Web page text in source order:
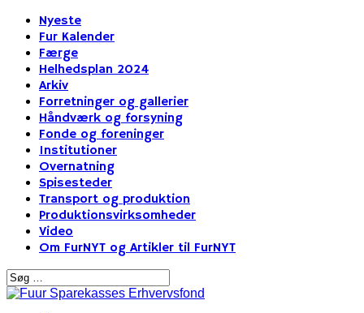
Nyeste
Fur Kalender
Færge
Helhedsplan 2024
Arkiv
Forretninger og gallerier
Håndværk og forsyning
Fonde og foreninger
Institutioner
Overnatning
Spisesteder
Transport og produktion
Produktionsvirksomheder
Video
Om FurNYT og Artikler til FurNYT